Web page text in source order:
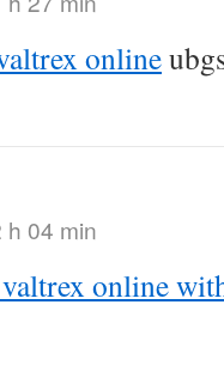
online
h 04 min
online